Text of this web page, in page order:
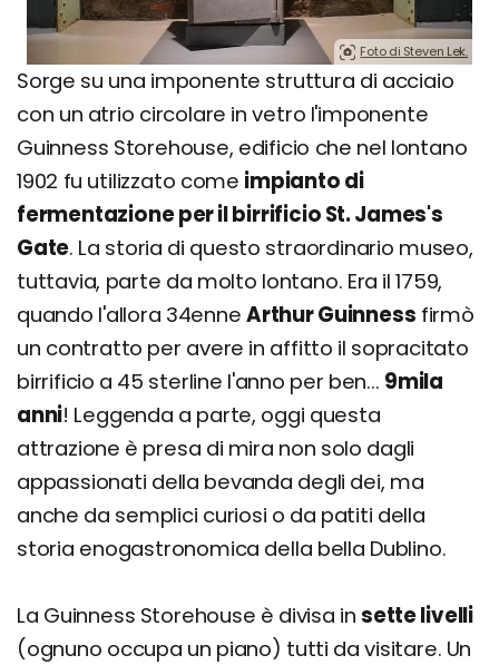
Foto di Steven Lek.
Sorge su una imponente struttura di acciaio
con un atrio circolare in vetro l'imponente
Guinness Storehouse, edificio che nel lontano
1902 fu utilizzato come impianto di
fermentazione per il birrificio St. James's
Gate. La storia di questo straordinario museo,
tuttavia, parte da molto lontano. Era il 1759,
quando l'allora 34enne Arthur Guinness firmò
un contratto per avere in affitto il sopracitato
birrificio a 45 sterline l'anno per ben... 9mila
anni! Leggenda a parte, oggi questa
attrazione è presa di mira non solo dagli
appassionati della bevanda degli dei, ma
anche da semplici curiosi o da patiti della
storia enogastronomica della bella Dublino.
La Guinness Storehouse è divisa in sette livelli
(ognuno occupa un piano) tutti da visitare. Un